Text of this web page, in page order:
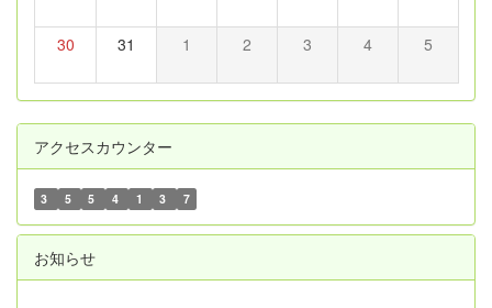
30 31 1 2 3 4 5
アクセスカウンター
3 5 5 4 1 3 7
お知らせ